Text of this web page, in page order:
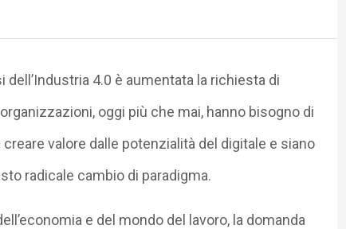
dell’Industria 4.0 è aumentata la richiesta di
oggi più che mai, hanno bisogno di
valore dalle potenzialità del digitale e siano
radicale cambio di paradigma.
e del mondo del lavoro, la domanda